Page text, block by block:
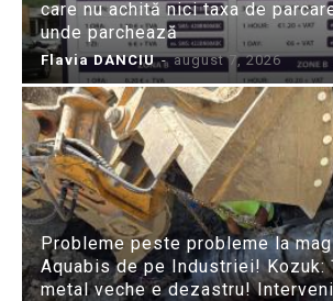
care nu achită nici taxa de
unde parchează
Flavia DANCIU - august 7, 2026
Probleme peste probleme la
Aquabis de pe Industriei! Kozuk:
metal veche e dezastru!